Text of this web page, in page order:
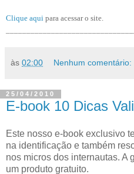
Clique aqui para acessar o site.
às 02:00 Nenhum comentário:
25/04/2010
E-book 10 Dicas
Este nosso e-book exclusivo
na identificação e também
nos micros dos internautas. A
um produto gratuito.